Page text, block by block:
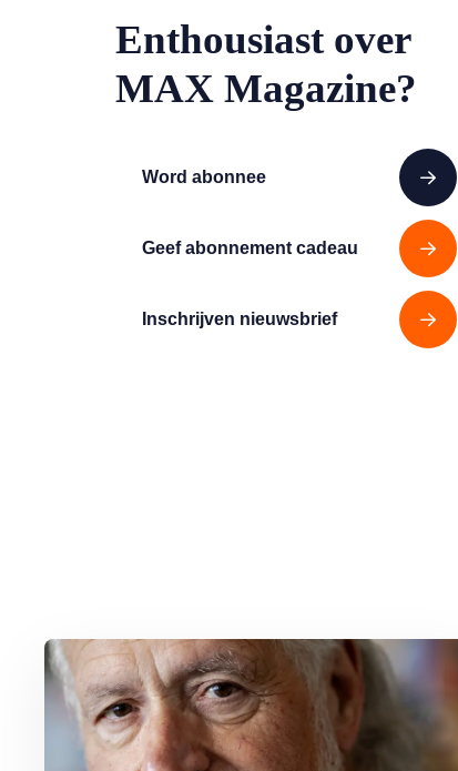
Enthousiast over
MAX Magazine?
Word abonnee
Geef abonnement cadeau
Inschrijven nieuwsbrief
Lees meer over George Baker (81) blijft liedjes schrijven